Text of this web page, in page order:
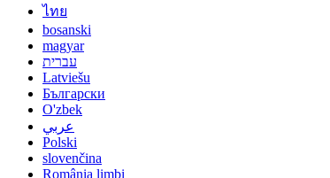
ไทย
bosanski
magyar
עברית
Latviešu
Български
O'zbek
عربي
Polski
slovenčina
România limbi